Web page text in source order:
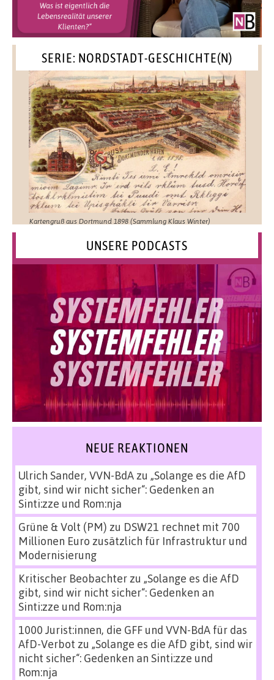
SERIE: NORDSTADT-GESCHICHTE(N)
Kartengruß aus Dortmund 1898 (Sammlung Klaus Winter)
UNSERE PODCASTS
NEUE REAKTIONEN
Ulrich Sander, VVN-BdAzu „Solange es die AfD
gibt, sind wir nicht sicher“: Gedenken an
Sinti:zze und Rom:nja
Grüne & Volt (PM) zu DSW21 rechnet mit 700
Millionen Euro zusätzlich für Infrastruktur und
Modernisierung
Kritischer Beobachterzu „Solange es die AfD
gibt, sind wir nicht sicher“: Gedenken an
Sinti:zze und Rom:nja
1000 Jurist:innen, die GFF und VVN-BdA für das
AfD-Verbot zu „Solange es die AfD gibt, sind wir
nicht sicher“: Gedenken an Sinti:zze und
Rom:nja